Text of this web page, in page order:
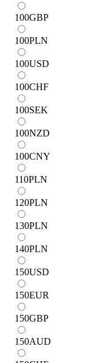
100GBP
100PLN
100USD
100CHF
100SEK
100NZD
100CNY
110PLN
120PLN
130PLN
140PLN
150USD
150EUR
150GBP
150AUD